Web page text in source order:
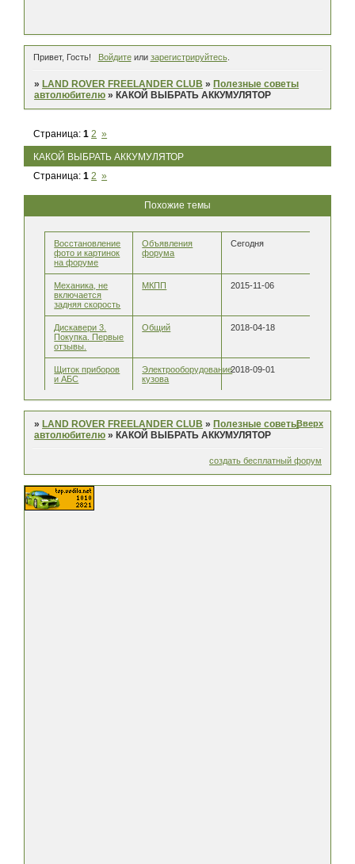
Привет, Гость! Войдитеили зарегистрируйтесь.
» LAND ROVER FREELANDER CLUB » Полезные советы
автолюбителю » КАКОЙ ВЫБРАТЬ АККУМУЛЯТОР
КАКОЙ ВЫБРАТЬ АККУМУЛЯТОР
Страница:1 2 »
Страница:1 2 »
Похожие темы
Восстановление
фото и картинок
на форуме
Объявления
форума
Сегодня
Механика, не
включается
задняя скорость
МКПП 2015-11-06
Дискавери 3.
Покупка. Первые
отзывы.
Общий 2018-04-18
Щиток приборов
и АБС
Электрооборудование
кузова
2018-09-01
» LAND ROVER FREELANDER CLUB » Полезные советы
автолюбителю » КАКОЙ ВЫБРАТЬ АККУМУЛЯТОР
Вверх
создать бесплатный форум